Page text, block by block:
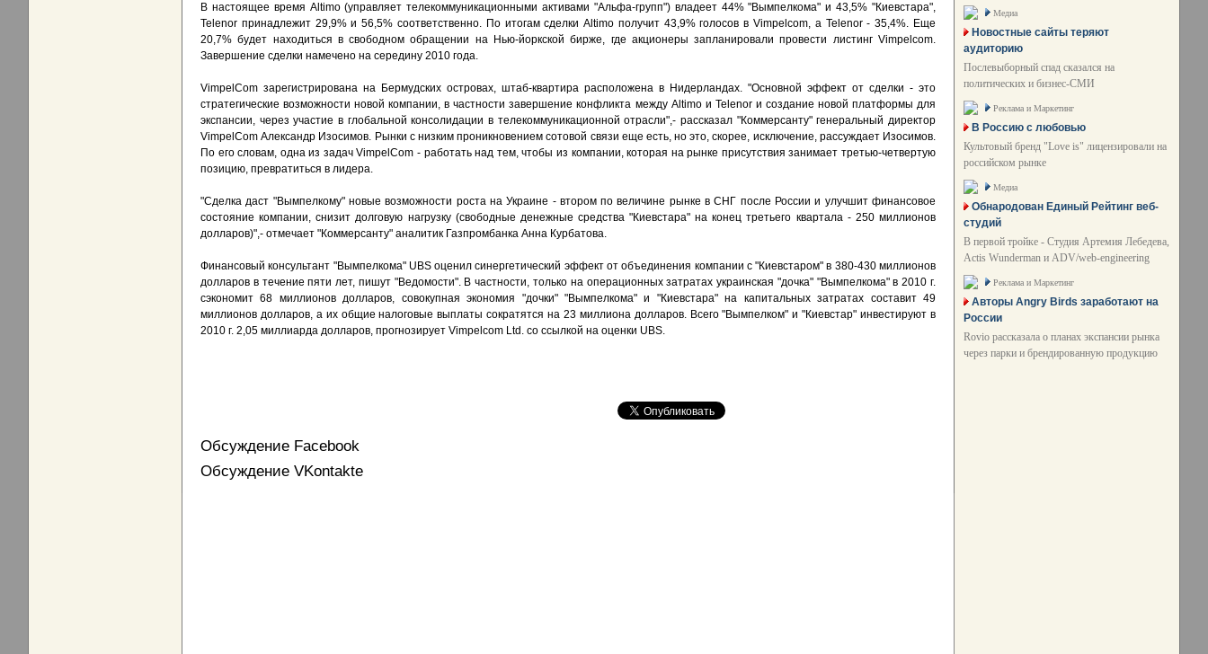
В настоящее время Altimo (управляет телекоммуникационными активами "Альфа-групп") владеет 44% "Вымпелкома" и 43,5% "Киевстара",
Telenor принадлежит 29,9% и 56,5% соответственно. По итогам сделки Altimo получит 43,9% голосов в Vimpelcom, а Telenor - 35,4%. Еще
20,7% будет находиться в свободном обращении на Нью-йоркской бирже, где акционеры запланировали провести листинг Vimpelcom.
Завершение сделки намечено на середину 2010 года.
VimpelCom зарегистрирована на Бермудских островах, штаб-квартира расположена в Нидерландах. "Основной эффект от сделки - это
стратегические возможности новой компании, в частности завершение конфликта между Altimo и Telenor и создание новой платформы для
экспансии, через участие в глобальной консолидации в телекоммуникационной отрасли",- рассказал "Коммерсанту" генеральный директор
VimpelCom Александр Изосимов. Рынки с низким проникновением сотовой связи еще есть, но это, скорее, исключение, рассуждает Изосимов.
По его словам, одна из задач VimpelCom - работать над тем, чтобы из компании, которая на рынке присутствия занимает третью-четвертую
позицию, превратиться в лидера.
"Сделка даст "Вымпелкому" новые возможности роста на Украине - втором по величине рынке в СНГ после России и улучшит финансовое
состояние компании, снизит долговую нагрузку (свободные денежные средства "Киевстара" на конец третьего квартала - 250 миллионов
долларов)",- отмечает "Коммерсанту" аналитик Газпромбанка Анна Курбатова.
Финансовый консультант "Вымпелкома" UBS оценил синергетический эффект от объединения компании с "Киевстаром" в 380-430 миллионов
долларов в течение пяти лет, пишут "Ведомости". В частности, только на операционных затратах украинская "дочка" "Вымпелкома" в 2010 г.
сэкономит 68 миллионов долларов, совокупная экономия "дочки" "Вымпелкома" и "Киевстара" на капитальных затратах составит 49
миллионов долларов, а их общие налоговые выплаты сократятся на 23 миллиона долларов. Всего "Вымпелком" и "Киевстар" инвестируют в
2010 г. 2,05 миллиарда долларов, прогнозирует Vimpelcom Ltd. со ссылкой на оценки UBS.
Обсуждение Facebook
Обсуждение VKontakte
Медиа
Новостные сайты теряют
аудиторию
Послевыборный спад сказался на
политических и бизнес-СМИ
Реклама и Маркетинг
В Россию с любовью
Культовый бренд "Love is" лицензировали на
российском рынке
Медиа
Обнародован Единый Рейтинг веб-
студий
В первой тройке - Студия Артемия Лебедева,
Actis Wunderman и ADV/web-engineering
Реклама и Маркетинг
Авторы Angry Birds заработают на
России
Rovio рассказала о планах экспансии рынка
через парки и брендированную продукцию